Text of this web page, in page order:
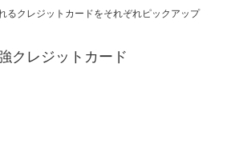
るクレジットカードをそれぞれピックアップ
クレジットカード